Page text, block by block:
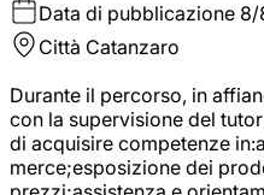
Data di pubblicazione 8/
Città Catanzaro
Durante il percorso, in
con la supervisione del
di acquisire competenze
merce;esposizione dei